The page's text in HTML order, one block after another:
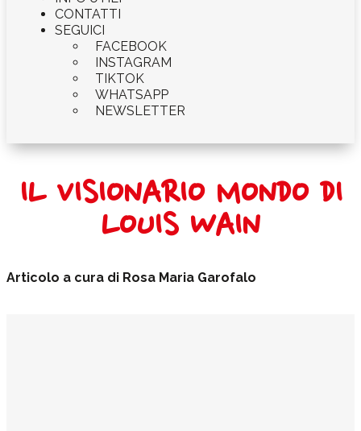
CONTATTI
SEGUICI
FACEBOOK
INSTAGRAM
TIKTOK
WHATSAPP
NEWSLETTER
IL VISIONARIO MONDO DI
LOUIS WAIN
Articolo a cura di Rosa Maria Garofalo